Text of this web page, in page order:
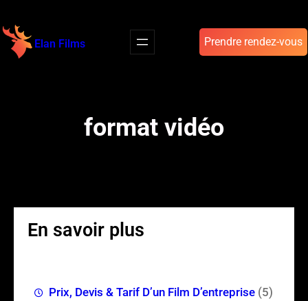
au
contenuElan Films Prendre rendez-vous
format vidéo
En savoir plus
Prix, Devis & Tarif D’un Film D’entreprise (5)